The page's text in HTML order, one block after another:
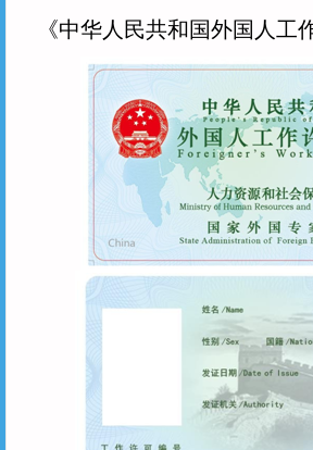
密 码
登录
密 码《中华人民共和国外国人工